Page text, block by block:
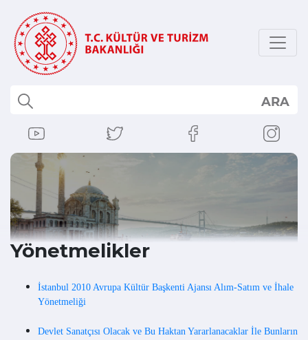
ARA
Yönetmelikler
İstanbul 2010 Avrupa Kültür Başkenti Ajansı Alım-Satım ve İhale
Yönetmeliği
Devlet Sanatçısı Olacak ve Bu Haktan Yararlanacaklar İle Bunların